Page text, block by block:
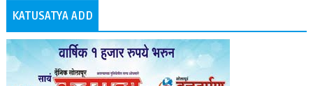
KATUSATYA ADD